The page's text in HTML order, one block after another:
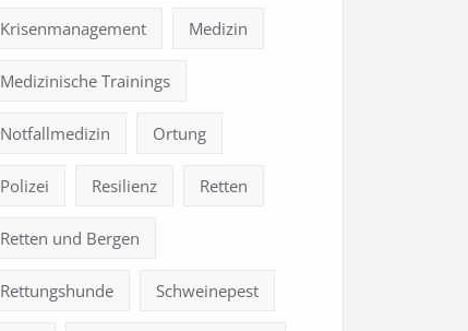
Krisenmanagement Medizin
Medizinische Trainings
Notfallmedizin Ortung
Polizei Resilienz Retten
Retten und Bergen
Rettungshunde Schweinepest